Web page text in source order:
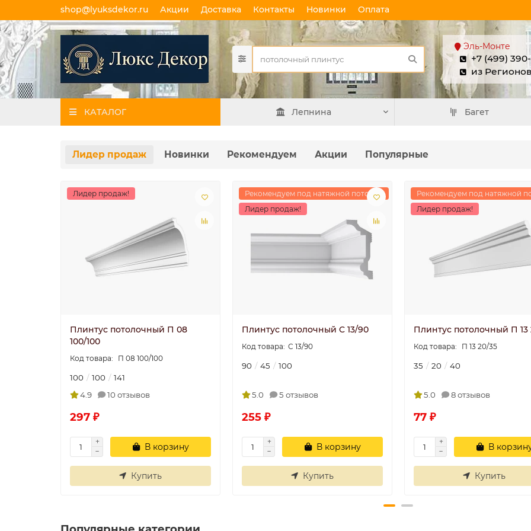
shop@lyuksdekor.ru Акции Доставка Контакты Новинки Оплата
Эль-Монте
+7 (499)
из Регионов
КАТАЛОГ Лепнина Багет
Лидер продаж Новинки Рекомендуем Акции Популярные
Лидер продаж!
Плинтус потолочный П 08
100/100
П 08 100/100
100 100
141
4.9
10 отзывов
297 ₽
В корзину
Купить
Рекомендуем под натяжной потолок
Лидер продаж!
Плинтус потолочный C 13/90
С 13/90
90 45 100
5.0 5 отзывов
255 ₽
В корзину
Купить
Рекомендуем под натяжной
Лидер продаж!
Плинтус потолочный П 13
П 13 20/35
35 20 40
5.0 8 отзывов
77 ₽
В
Купить